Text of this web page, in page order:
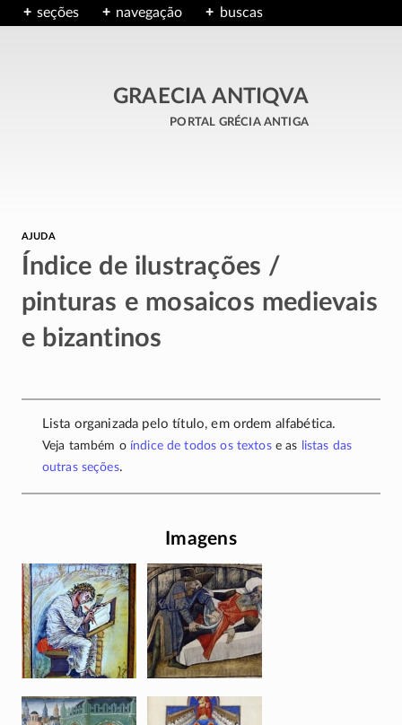
seções navegação buscas
GRAECIA ANTIQVA
portal grécia antiga
ajuda
Índice de ilustrações /
pinturas e mosaicos medievais
e bizantinos
Lista organizada pelo título, em ordem alfabética.
Veja também o índice de todos os textose as
listas das
outras seções.
Imagens